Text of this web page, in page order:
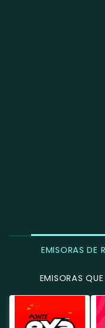
EMISORAS DE
EMISORAS